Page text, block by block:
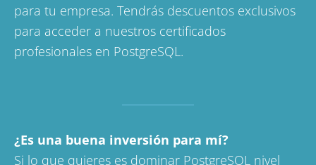
para tu empresa. Tendrás descuentos exclusivos
para acceder a nuestros certificados
profesionales en PostgreSQL.
¿Es una buena inversión para mí?
Si lo que quieres es dominar PostgreSQL nivel